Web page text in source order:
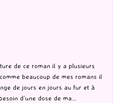
de ce roman il y a plusieurs
beaucoup de mes romans il
de jours en jours au fur et à
d’une dose de ma...